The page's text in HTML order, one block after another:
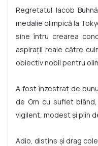
Regretatul Iacob
medalie olimpică la
sine întru crearea
aspirații reale către
obiectiv nobil pentru
A fost înzestrat de
de Om cu suflet
vigilent, modest și plin
Adio, distins și drag